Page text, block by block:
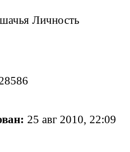
Личность
25 авг 2010, 22:09